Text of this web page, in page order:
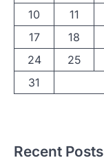
10
11
17
18
24
25
31
Recent Posts